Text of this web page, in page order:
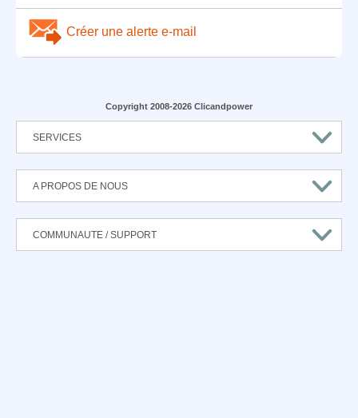
Créer une alerte e-mail
Copyright 2008-2026 Clicandpower
SERVICES
A PROPOS DE NOUS
COMMUNAUTE / SUPPORT